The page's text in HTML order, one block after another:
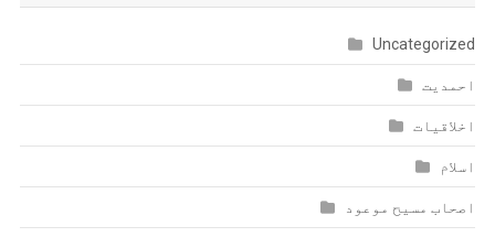
Uncategorized
احمدیت
اخلاقیات
اسلام
اصحاب مسیح موعود